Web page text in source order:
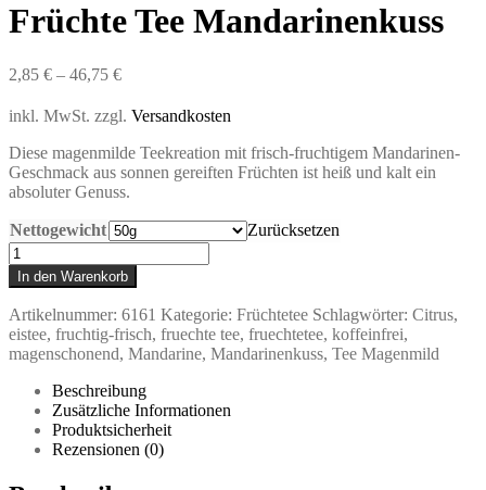
Früchte Tee Mandarinenkuss
2,85 € – 46,75 €
inkl. MwSt. zzgl. Versandkosten
Diese magenmilde Teekreation mit frisch-fruchtigem Mandarinen-
Geschmack aus sonnen gereiften Früchten ist heiß und kalt ein
absoluter Genuss.
Nettogewicht
Zurücksetzen
Früchte
Tee
Mandarinenkuss
Menge
In den Warenkorb
Artikelnummer: 6161 Kategorie: Früchtetee Schlagwörter: Citrus,
eistee, fruchtig-frisch, fruechte tee, fruechtetee, koffeinfrei,
magenschonend, Mandarine, Mandarinenkuss, Tee Magenmild
Beschreibung
Zusätzliche Informationen
Produktsicherheit
Rezensionen (0)